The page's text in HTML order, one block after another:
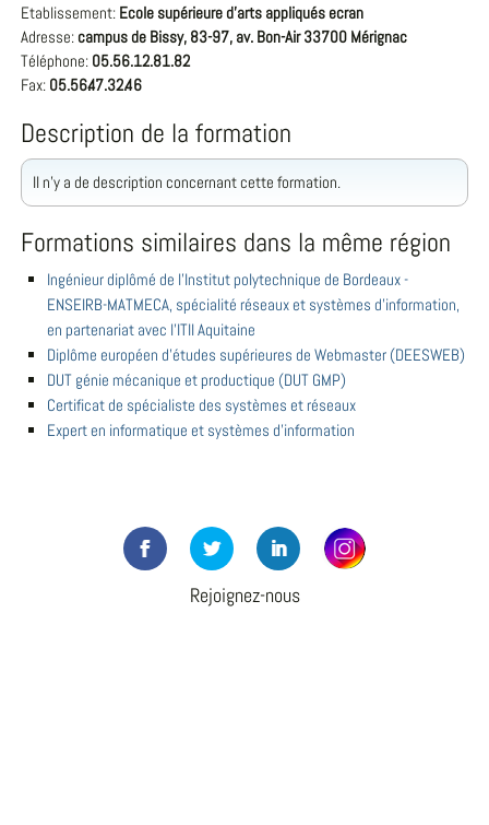
Etablissement: Ecole supérieure d'arts appliqués ecran
Adresse: campus de Bissy, 83-97, av. Bon-Air 33700 Mérignac
Téléphone: 05.56.12.81.82
Fax: 05.56.47.32.46
Description de la formation
Il n'y a de description concernant cette formation.
Formations similaires dans la même région
Ingénieur diplômé de l'Institut polytechnique de Bordeaux -
ENSEIRB-MATMECA, spécialité réseaux et systèmes d'information,
en partenariat avec l'ITII Aquitaine
Diplôme européen d'études supérieures de Webmaster (DEESWEB)
DUT génie mécanique et productique (DUT GMP)
Certificat de spécialiste des systèmes et réseaux
Expert en informatique et systèmes d'information
Rejoignez-nous